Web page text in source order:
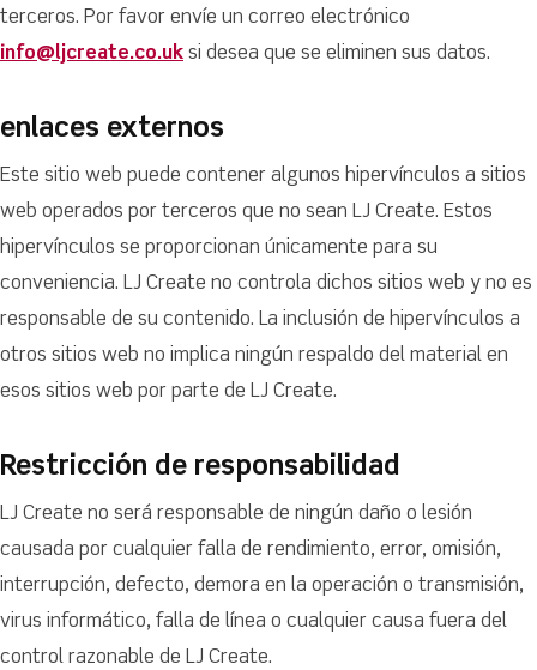
terceros. Por favor envíe un correo electrónico
info@ljcreate.co.uk si desea que se eliminen sus datos.
enlaces externos
Este sitio web puede contener algunos hipervínculos a sitios
web operados por terceros que no sean LJ Create. Estos
hipervínculos se proporcionan únicamente para su
conveniencia. LJ Create no controla dichos sitios web y no es
responsable de su contenido. La inclusión de hipervínculos a
otros sitios web no implica ningún respaldo del material en
esos sitios web por parte de LJ Create.
Restricción de responsabilidad
LJ Create no será responsable de ningún daño o lesión
causada por cualquier falla de rendimiento, error, omisión,
interrupción, defecto, demora en la operación o transmisión,
virus informático, falla de línea o cualquier causa fuera del
control razonable de LJ Create.